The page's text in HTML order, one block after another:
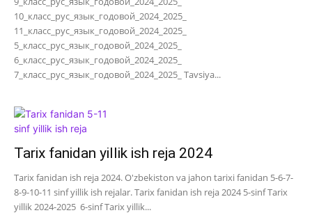
10_класс_рус_язык_годовой_2024_2025_
11_класс_рус_язык_годовой_2024_2025_
5_класс_рус_язык_годовой_2024_2025_
6_класс_рус_язык_годовой_2024_2025_
7_класс_рус_язык_годовой_2024_2025_ Tavsiya...
Tarix fanidan yillik ish reja 2024
Tarix fanidan ish reja 2024. O'zbekiston va jahon tarixi fanidan 5-6-7-
8-9-10-11 sinf yillik ish rejalar. Tarix fanidan ish reja 2024 5-sinf Tarix
yillik 2024-2025 6-sinf Tarix yillik...